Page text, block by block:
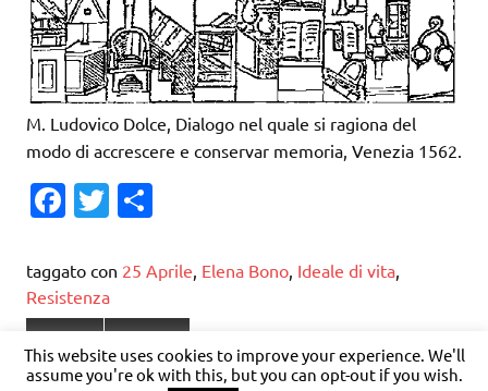
M. Ludovico Dolce, Dialogo nel quale si ragiona del
modo di accrescere e conservar memoria, Venezia 1562.
Fa
e
b
o
o
T
it
te
r
n
vi
di
taggato con 25 Aprile, Elena Bono, Ideale di vita,
Resistenza
Poesia Politica
This website uses cookies to improve your experience. We'll
assume you're ok with this, but you can opt-out if you wish.